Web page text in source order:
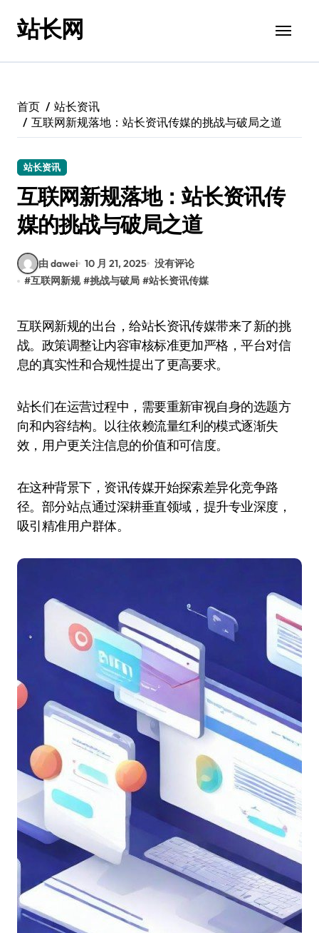
站长网
首页
站长资讯
互联网新规落地：站长资讯传媒的挑战与破局之道
站长资讯
互联网新规落地：站长资讯传
媒的挑战与破局之道
由 dawei 10 月 21, 2025 没有评论
#互联网新规 #挑战与破局 #站长资讯传媒
互联网新规的出台，给站长资讯传媒带来了新的挑
战。政策调整让内容审核标准更加严格，平台对信
息的真实性和合规性提出了更高要求。
站长们在运营过程中，需要重新审视自身的选题方
向和内容结构。以往依赖流量红利的模式逐渐失
效，用户更关注信息的价值和可信度。
在这种背景下，资讯传媒开始探索差异化竞争路
径。部分站点通过深耕垂直领域，提升专业深度，
吸引精准用户群体。